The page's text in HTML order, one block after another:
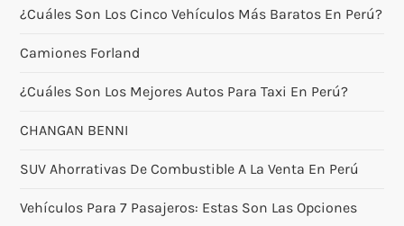
¿Cuáles Son Los Cinco Vehículos Más Baratos En Perú?
Camiones Forland
¿Cuáles Son Los Mejores Autos Para Taxi En Perú?
CHANGAN BENNI
SUV Ahorrativas De Combustible A La Venta En Perú
Vehículos Para 7 Pasajeros: Estas Son Las Opciones